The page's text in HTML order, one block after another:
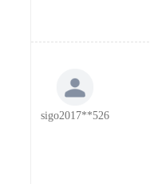
sigo2017**526